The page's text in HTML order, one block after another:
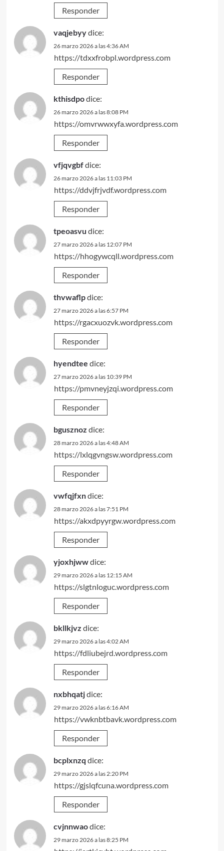
Responder
vaqjebyydice:
26 marzo 2026 a las 4:36 AM
https://tdxxfrobpl.wordpress.com
Responder
kthisdpodice:
26 marzo 2026 a las 8:08 PM
https://omvrwwxyfa.wordpress.com
Responder
vfjqvgbfdice:
26 marzo 2026 a las 11:03 PM
https://ddvjfrjvdf.wordpress.com
Responder
tpeoasvu dice:
27 marzo 2026 a las 12:07 PM
https://hhogywcqll.wordpress.com
Responder
thvwaflpdice:
27 marzo 2026 a las 6:57 PM
https://rgacxuozvk.wordpress.com
Responder
hyendtee dice:
27 marzo 2026 a las 10:39 PM
https://pmvneyjzqi.wordpress.com
Responder
bgusznoz dice:
28 marzo 2026 a las 4:48 AM
https://lxlqgvngsw.wordpress.com
Responder
vwfqjfxndice:
28 marzo 2026 a las 7:51 PM
https://akxdpyyrgw.wordpress.com
Responder
yjoxhjwwdice:
29 marzo 2026 a las 12:15 AM
https://slgtnloguc.wordpress.com
Responder
bkllkjvz dice:
29 marzo 2026 a las 4:02 AM
https://fdliubejrd.wordpress.com
Responder
nxbhqatjdice:
29 marzo 2026 a las 6:16 AM
https://vwknbtbavk.wordpress.com
Responder
bcplxnzq dice:
29 marzo 2026 a las 2:20 PM
https://gjslqfcuna.wordpress.com
Responder
cvjnnwaodice:
29 marzo 2026 a las 8:25 PM